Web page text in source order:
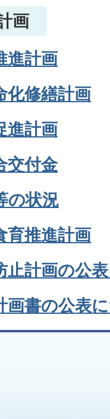
画
進計画
化修繕計画
進計画
交付金
の状況
育推進計画
止計画の公
画書の公表